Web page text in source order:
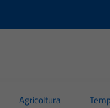
Agricoltura